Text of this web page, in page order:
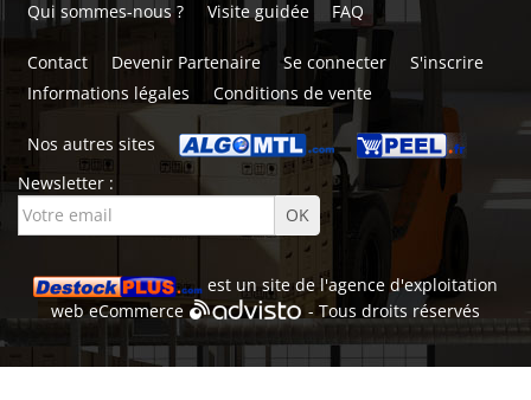
Qui sommes-nous ? Visite guidée FAQ
Contact Devenir Partenaire Se connecter
S'inscrire
Informations légales
Conditions de vente
Nos autres sites
Newsletter :
est un site de l'agence d'exploitation
webeCommerce - Tous droits réservés